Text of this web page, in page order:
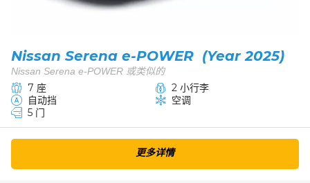
Nissan Serena e-POWER (Year 2025)
Nissan Serena e-POWER 或类似的
7 座
2 小行李
自动挡
空调
5 门
更多详情